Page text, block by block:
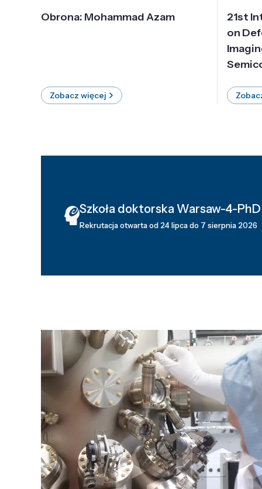
Obrona: Mohammad Azam
Zobacz więcej
21st
on
Szkoła doktorska Warsaw-4-PhD
Rekrutacja otwarta od 24 lipca do 7 sierpnia 2026